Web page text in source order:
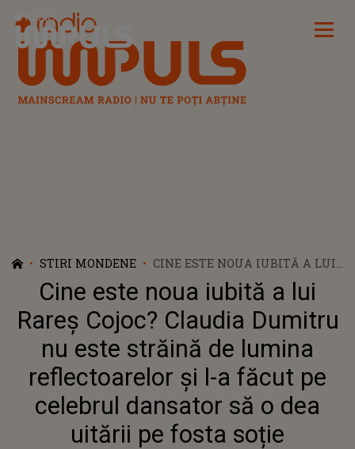
Radio Impuls
STIRI MONDENE
CINE ESTE NOUA IUBITĂ A LUI
RAREȘ COJOC? CLAUDIA
DUMITRU NU ESTE STRĂINĂ DE
LUMINA REFLECTOARELOR ȘI L-
A FĂCUT PE CELEBRUL
DANSATOR SĂ O DEA UITĂRII
PE FOSTA SOȚIE
Cine este noua iubită a lui
Rareș Cojoc? Claudia Dumitru
nu este străină de lumina
reflectoarelor și l-a făcut pe
celebrul dansator să o dea
uitării pe fosta soție